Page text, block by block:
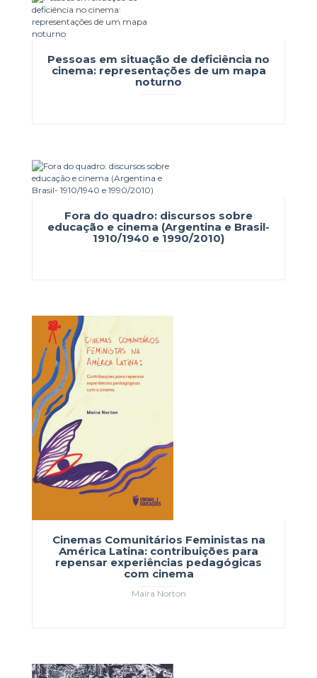
Pessoas em situação de deficiência no
cinema: representações de um mapa
noturno
Fora do quadro: discursos sobre
educação e cinema (Argentina e Brasil-
1910/1940 e 1990/2010)
Cinemas Comunitários Feministas na
América Latina: contribuições para
repensar experiências pedagógicas
com cinema
Maíra Norton